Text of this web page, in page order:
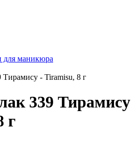
для маникюра
Тирамису - Tiramisu, 8 г
339 Тирамису
г